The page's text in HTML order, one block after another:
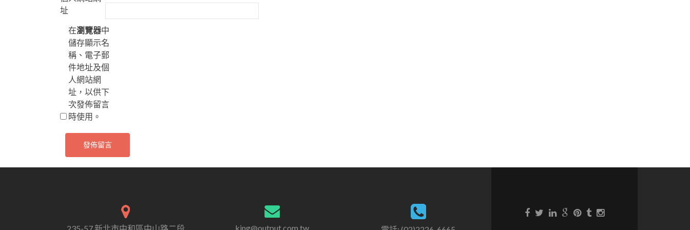
址
在瀏覽器中
儲存顯示名
稱、電子郵
件地址及個
人網站網
址，以供下
次發佈留言
時使用。
king@output.com.tw